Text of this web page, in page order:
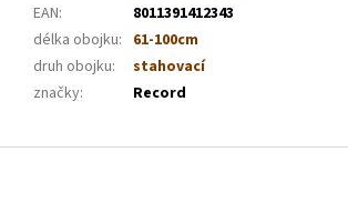
EAN:
8011391412343
délka obojku: 61-100cm
druh obojku:
stahovací
značky: Record